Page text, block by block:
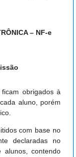
– NF-e
obrigados à
aluno, porém
com base no
declaradas no
contendo